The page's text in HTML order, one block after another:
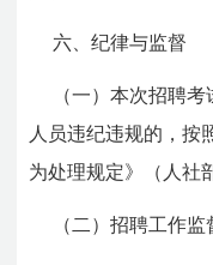
六、纪律与监督
（一）本次招聘考
人员违纪违规的，按
为处理规定》（人社
（二）招聘工作监